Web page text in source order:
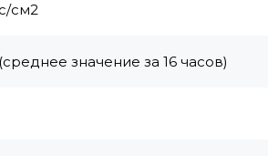
см2
значение за 16 часов)